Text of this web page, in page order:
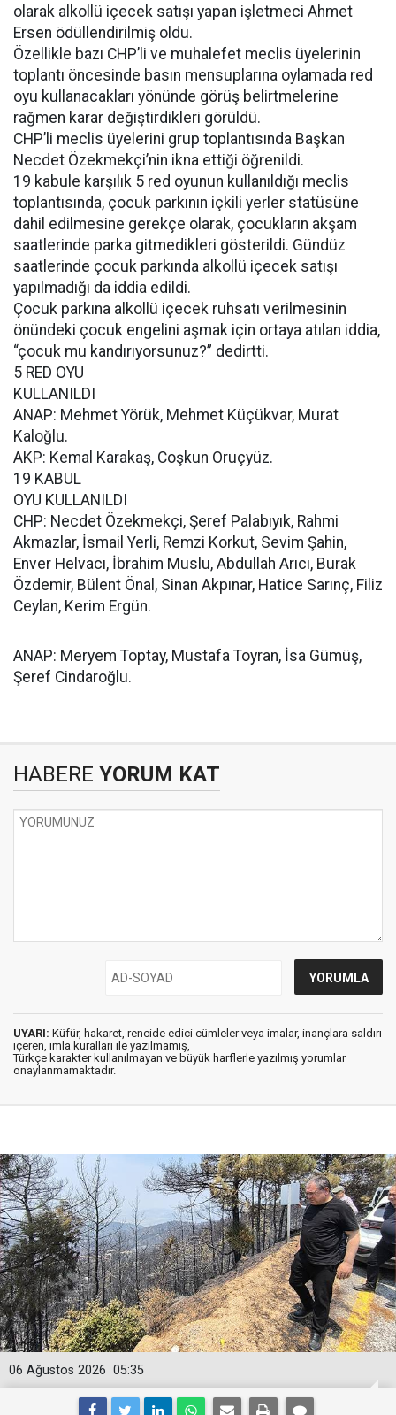
olarak alkollü içecek satışı yapan işletmeci Ahmet
Ersen ödüllendirilmiş oldu.
Özellikle bazı CHP’li ve muhalefet meclis üyelerinin
toplantı öncesinde basın mensuplarına oylamada red
oyu kullanacakları yönünde görüş belirtmelerine
rağmen karar değiştirdikleri görüldü.
CHP’li meclis üyelerini grup toplantısında Başkan
Necdet Özekmekçi’nin ikna ettiği öğrenildi.
19 kabule karşılık 5 red oyunun kullanıldığı meclis
toplantısında, çocuk parkının içkili yerler statüsüne
dahil edilmesine gerekçe olarak, çocukların akşam
saatlerinde parka gitmedikleri gösterildi. Gündüz
saatlerinde çocuk parkında alkollü içecek satışı
yapılmadığı da iddia edildi.
Çocuk parkına alkollü içecek ruhsatı verilmesinin
önündeki çocuk engelini aşmak için ortaya atılan iddia,
“çocuk mu kandırıyorsunuz?” dedirtti.
5 RED OYU
KULLANILDI
ANAP: Mehmet Yörük, Mehmet Küçükvar, Murat
Kaloğlu.
AKP: Kemal Karakaş, Coşkun Oruçyüz.
19 KABUL
OYU KULLANILDI
CHP: Necdet Özekmekçi, Şeref Palabıyık, Rahmi
Akmazlar, İsmail Yerli, Remzi Korkut, Sevim Şahin,
Enver Helvacı, İbrahim Muslu, Abdullah Arıcı, Burak
Özdemir, Bülent Önal, Sinan Akpınar, Hatice Sarınç, Filiz
Ceylan, Kerim Ergün.
ANAP: Meryem Toptay, Mustafa Toyran, İsa Gümüş,
Şeref Cindaroğlu.
HABERE YORUM KAT
UYARI: Küfür, hakaret, rencide edici cümleler veya imalar, inançlara saldırı
içeren, imla kuralları ile yazılmamış,
Türkçe karakter kullanılmayan ve büyük harflerle yazılmış yorumlar
onaylanmamaktadır.
05:35
06 Ağustos 2026